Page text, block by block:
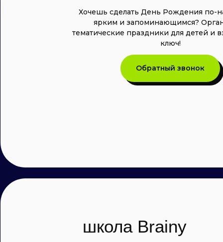
Обратный звонок
Хочешь сделать День Рождения по-
ярким и запоминающимся?
тематические праздники для детей и
ключ!
школа Brainy